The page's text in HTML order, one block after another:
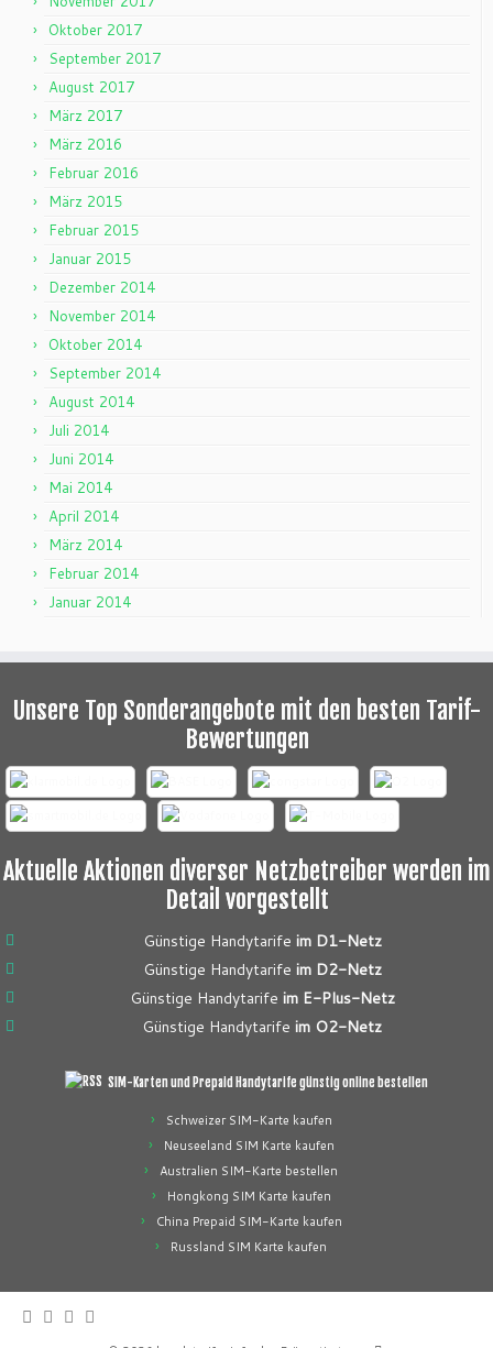
Oktober 2017
September 2017
August 2017
März 2017
März 2016
Februar 2016
März 2015
Februar 2015
Januar 2015
Dezember 2014
November 2014
Oktober 2014
September 2014
August 2014
Juli 2014
Juni 2014
Mai 2014
April 2014
März 2014
Februar 2014
Januar 2014
Unsere Top Sonderangebote mit den besten Tarif-
Bewertungen
Aktuelle Aktionen diverser Netzbetreiber werden im
Detail vorgestellt
Günstige Handytarife im D1-Netz
Günstige Handytarife im D2-Netz
Günstige Handytarife im E-Plus-Netz
Günstige Handytarife im O2-Netz
SIM-Karten und Prepaid Handytarife günstig online bestellen
Schweizer SIM-Karte kaufen
Neuseeland SIM Karte kaufen
Australien SIM-Karte bestellen
Hongkong SIM Karte kaufen
China Prepaid SIM-Karte kaufen
Russland SIM Karte kaufen